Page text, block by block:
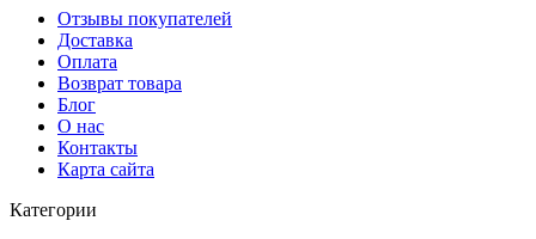
Отзывы покупателей
Доставка
Оплата
Возврат товара
Блог
О нас
Контакты
Карта сайта
Категории